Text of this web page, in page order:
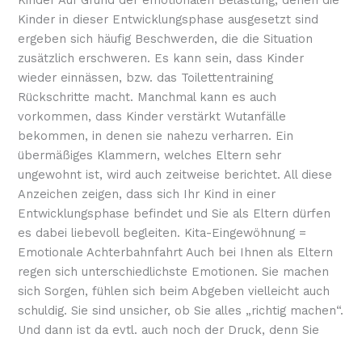
Kinder in dieser Entwicklungsphase ausgesetzt sind
ergeben sich häufig Beschwerden, die die Situation
zusätzlich erschweren. Es kann sein, dass Kinder
wieder einnässen, bzw. das Toilettentraining
Rückschritte macht. Manchmal kann es auch
vorkommen, dass Kinder verstärkt Wutanfälle
bekommen, in denen sie nahezu verharren. Ein
übermäßiges Klammern, welches Eltern sehr
ungewohnt ist, wird auch zeitweise berichtet. All diese
Anzeichen zeigen, dass sich Ihr Kind in einer
Entwicklungsphase befindet und Sie als Eltern dürfen
es dabei liebevoll begleiten. Kita-Eingewöhnung =
Emotionale Achterbahnfahrt Auch bei Ihnen als Eltern
regen sich unterschiedlichste Emotionen. Sie machen
sich Sorgen, fühlen sich beim Abgeben vielleicht auch
schuldig. Sie sind unsicher, ob Sie alles „richtig machen“.
Und dann ist da evtl. auch noch der Druck, denn Sie